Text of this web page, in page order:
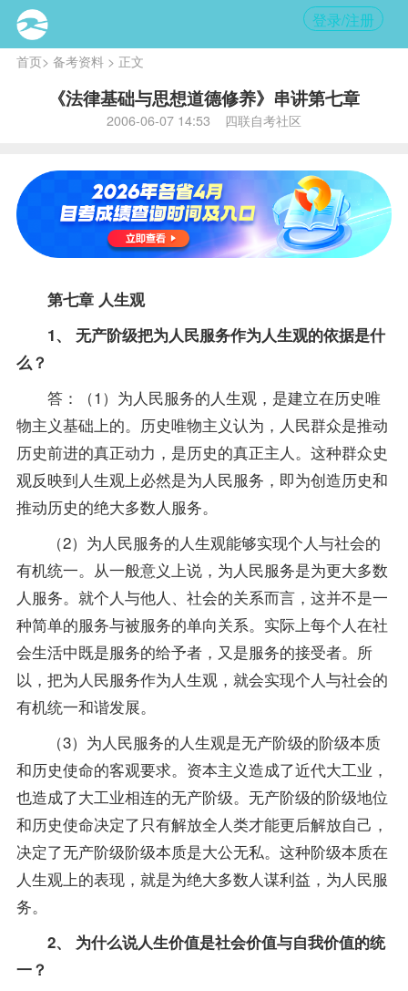
登录/注册
首页> 备考资料> 正文
《法律基础与思想道德修养》串讲第七章
2006-06-07 14:53 四联自考社区
第七章 人生观
1、 无产阶级把为人民服务作为人生观的依据是什
么？
答：（1）为人民服务的人生观，是建立在历史唯
物主义基础上的。历史唯物主义认为，人民群众是推动
历史前进的真正动力，是历史的真正主人。这种群众史
观反映到人生观上必然是为人民服务，即为创造历史和
推动历史的绝大多数人服务。
（2）为人民服务的人生观能够实现个人与社会的
有机统一。从一般意义上说，为人民服务是为更大多数
人服务。就个人与他人、社会的关系而言，这并不是一
种简单的服务与被服务的单向关系。实际上每个人在社
会生活中既是服务的给予者，又是服务的接受者。所
以，把为人民服务作为人生观，就会实现个人与社会的
有机统一和谐发展。
（3）为人民服务的人生观是无产阶级的阶级本质
和历史使命的客观要求。资本主义造成了近代大工业，
也造成了大工业相连的无产阶级。无产阶级的阶级地位
和历史使命决定了只有解放全人类才能更后解放自己，
决定了无产阶级阶级本质是大公无私。这种阶级本质在
人生观上的表现，就是为绝大多数人谋利益，为人民服
务。
2、 为什么说人生价值是社会价值与自我价值的统
一？